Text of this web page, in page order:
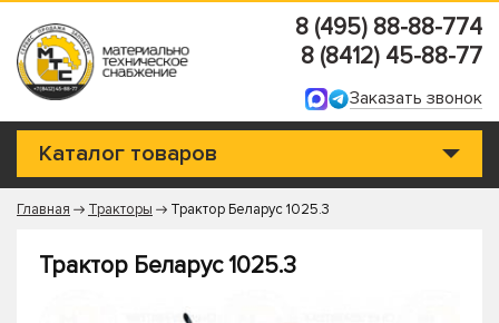
8 (495) 88-88-774
8 (8412) 45-88-77
Заказать звонок
Каталог товаров
Главная Тракторы Трактор Беларус 1025.3
Трактор Беларус 1025.3